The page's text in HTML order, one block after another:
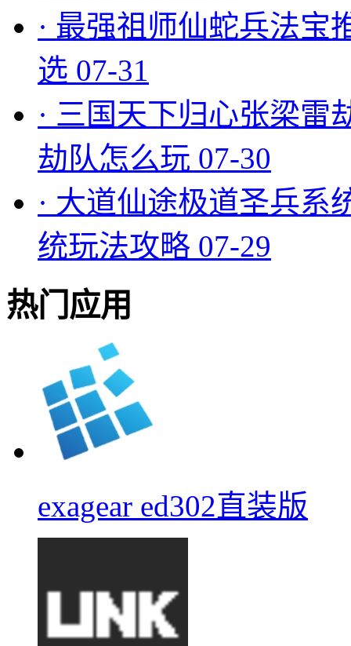
· 最强祖师仙蛇兵法宝
选 07-31
· 三国天下归心张梁雷
劫队怎么玩 07-30
· 大道仙途极道圣兵系
统玩法攻略 07-29
热门应用
exagear ed302直装版